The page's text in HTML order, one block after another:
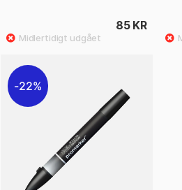
85 KR
22%